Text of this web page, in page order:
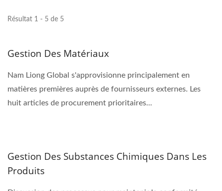
Résultat 1 - 5 de 5
Gestion Des Matériaux
Nam Liong Global s'approvisionne principalement en
matières premières auprès de fournisseurs externes. Les
huit articles de procurement prioritaires...
Gestion Des Substances Chimiques Dans Les
Produits